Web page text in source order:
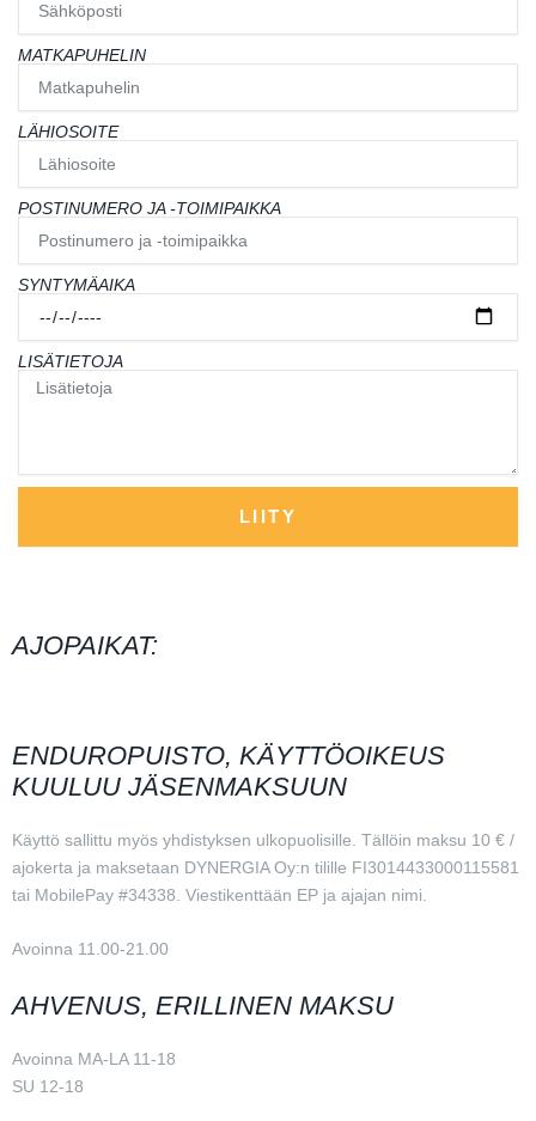
i
t
1
i
h
MATKAPUHELIN
LÄHIOSOITE
POSTINUMERO JA -TOIMIPAIKKA
SYNTYMÄAIKA
LISÄTIETOJA
LIITY
AJOPAIKAT:
ENDUROPUISTO, KÄYTTÖOIKEUS
KUULUU JÄSENMAKSUUN
Käyttö sallittu myös yhdistyksen ulkopuolisille. Tällöin maksu 10 € /
ajokerta ja maksetaan DYNERGIA Oy:n tilille FI3014433000115581
tai MobilePay #34338. Viestikenttään EP ja ajajan nimi.
Avoinna 11.00-21.00
AHVENUS, ERILLINEN MAKSU
Avoinna MA-LA 11-18
SU 12-18